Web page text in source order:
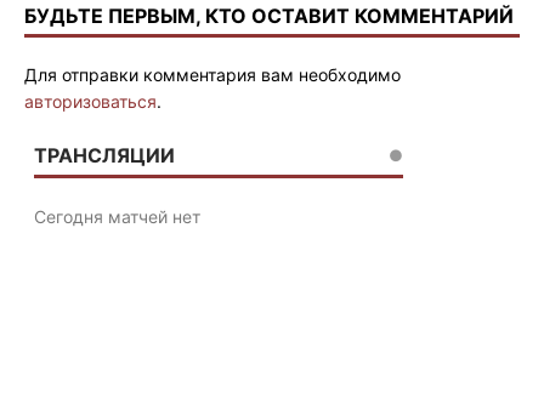
БУДЬТЕ ПЕРВЫМ, КТО ОСТАВИТ КОММЕНТАРИЙ
Для отправки комментария вам необходимо
авторизоваться.